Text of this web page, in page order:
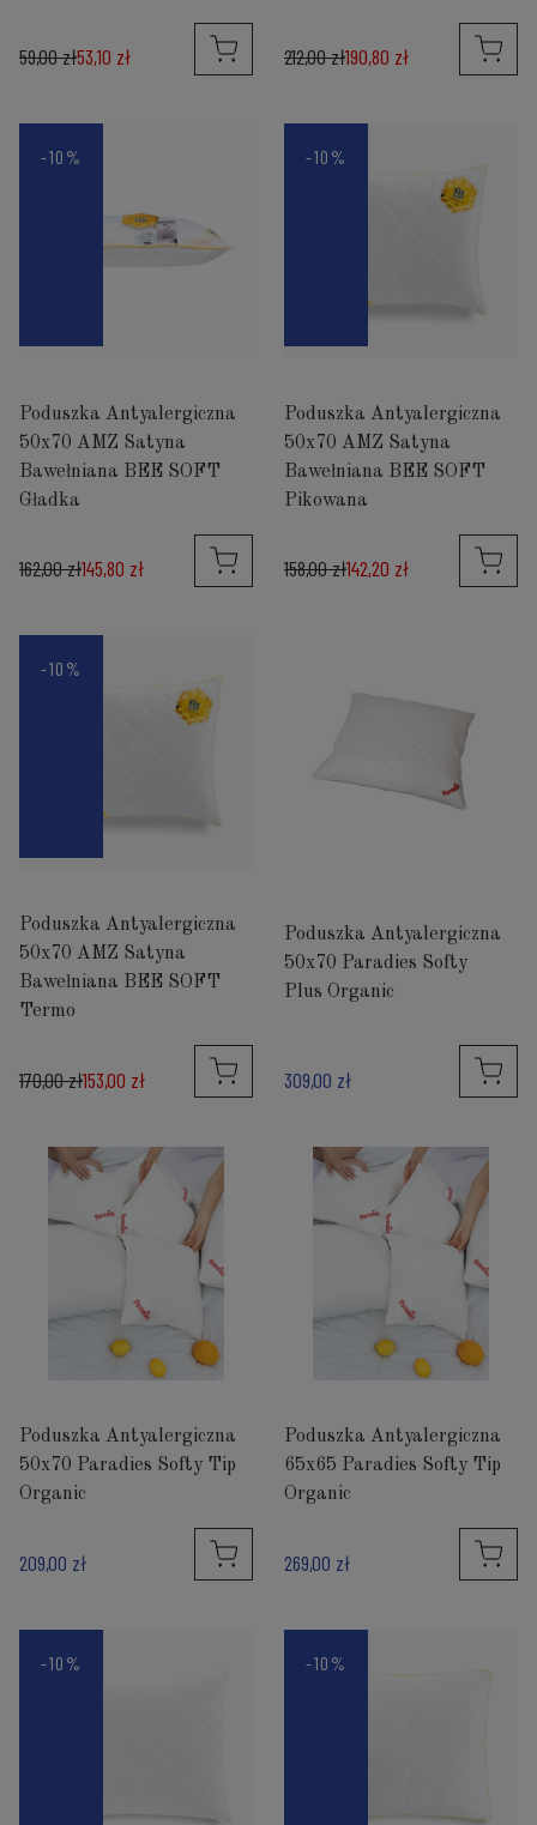
53,10 zł
59,00 zł 190,80 zł
212,00 zł
-10%
Poduszka Antyalergiczna
50x70 AMZ Satyna
Bawełniana BEE SOFT
Gładka
145,80 zł
162,00 zł
-10%
Poduszka Antyalergiczna
50x70 AMZ Satyna
Bawełniana BEE SOFT
Pikowana
142,20 zł
158,00 zł
-10%
Poduszka Antyalergiczna
50x70 AMZ Satyna
Bawełniana BEE SOFT
Termo
153,00 zł
170,00 zł
Poduszka Antyalergiczna
50x70 Paradies Softy
Plus Organic
309,00 zł
Poduszka Antyalergiczna
50x70 Paradies Softy Tip
Organic
209,00 zł
Poduszka Antyalergiczna
65x65 Paradies Softy Tip
Organic
269,00 zł
-10% -10%